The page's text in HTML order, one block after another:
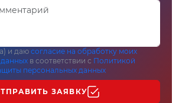
и даю согласие на обработку моих
в соответствии с Политикой
персональных данных
ЗАЯВКУ